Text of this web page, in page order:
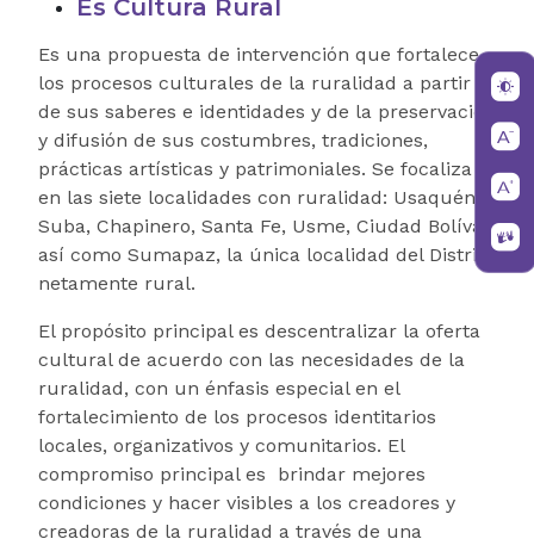
Es Cultura Rural
Es una propuesta de intervención que fortalece
los procesos culturales de la ruralidad a partir
de sus saberes e identidades y de la preservación
y difusión de sus costumbres, tradiciones,
prácticas artísticas y patrimoniales. Se focaliza
en las siete localidades con ruralidad: Usaquén,
Suba, Chapinero, Santa Fe, Usme, Ciudad Bolívar,
así como Sumapaz, la única localidad del Distrito
netamente rural.
El propósito principal es descentralizar la oferta
cultural de acuerdo con las necesidades de la
ruralidad, con un énfasis especial en el
fortalecimiento de los procesos identitarios
locales, organizativos y comunitarios. El
compromiso principal es brindar mejores
condiciones y hacer visibles a los creadores y
creadoras de la ruralidad a través de una